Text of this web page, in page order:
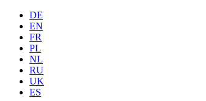
DE
EN
FR
PL
NL
RU
UK
ES